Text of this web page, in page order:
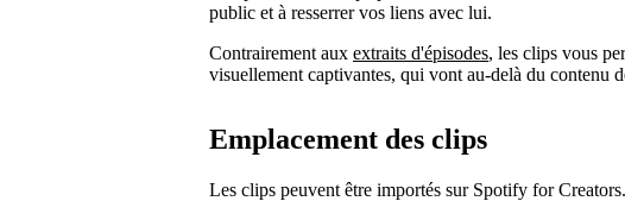
public et à resserrer vos liens avec lui.
Contrairement aux extraits d'épisodes, les clips vous
visuellement captivantes, qui vont au-delà du contenu
Emplacement des clips
Les clips peuvent être importés sur Spotify for Creators.